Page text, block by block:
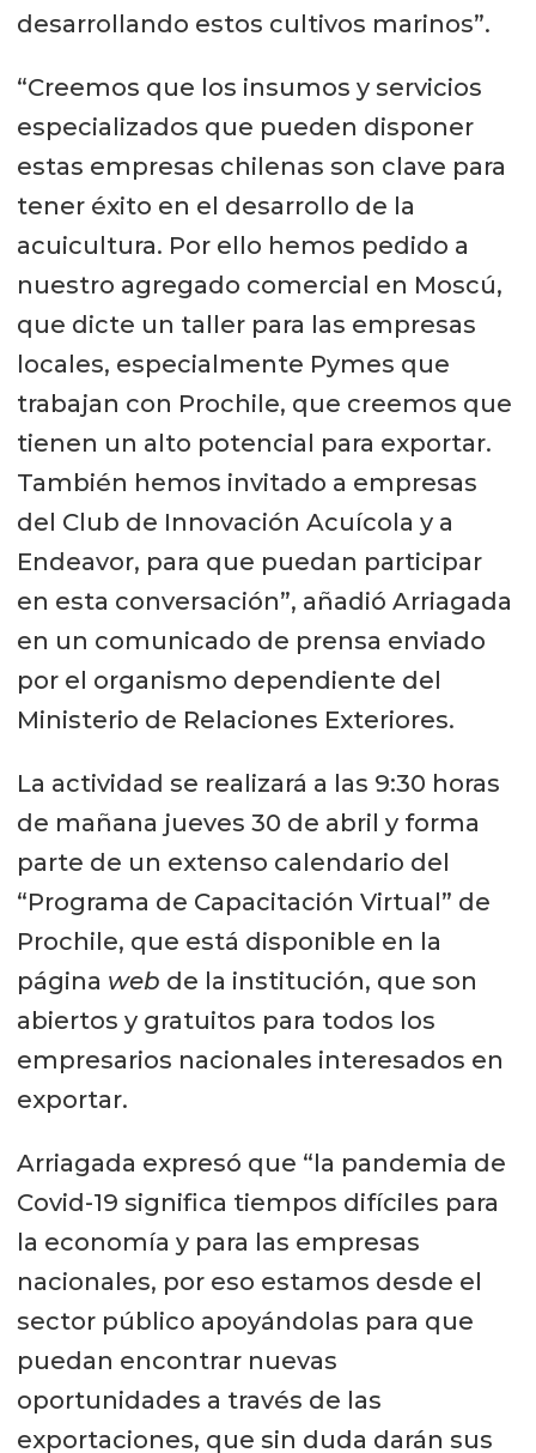
desarrollando estos cultivos marinos”.
“Creemos que los insumos y servicios
especializados que pueden disponer
estas empresas chilenas son clave para
tener éxito en el desarrollo de la
acuicultura. Por ello hemos pedido a
nuestro agregado comercial en Moscú,
que dicte un taller para las empresas
locales, especialmente Pymes que
trabajan con Prochile, que creemos que
tienen un alto potencial para exportar.
También hemos invitado a empresas
del Club de Innovación Acuícola y a
Endeavor, para que puedan participar
en esta conversación”, añadió Arriagada
en un comunicado de prensa enviado
por el organismo dependiente del
Ministerio de Relaciones Exteriores.
La actividad se realizará a las 9:30 horas
de mañana jueves 30 de abril y forma
parte de un extenso calendario del
“Programa de Capacitación Virtual” de
Prochile, que está disponible en la
página web de la institución, que son
abiertos y gratuitos para todos los
empresarios nacionales interesados en
exportar.
Arriagada expresó que “la pandemia de
Covid-19 significa tiempos difíciles para
la economía y para las empresas
nacionales, por eso estamos desde el
sector público apoyándolas para que
puedan encontrar nuevas
oportunidades a través de las
exportaciones, que sin duda darán sus